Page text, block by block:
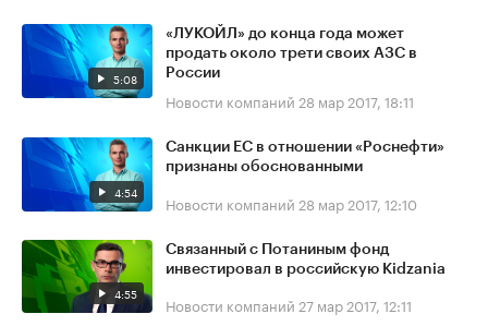
5:08
«ЛУКОЙЛ» до конца года может
продать около трети своих АЗС в
России
Новости компаний 28 мар 2017, 18:11
4:54
Санкции ЕС в отношении «Роснефти»
признаны обоснованными
Новости компаний 28 мар 2017, 12:10
4:55
Связанный с Потаниным фонд
инвестировал в российскую Kidzania
Новости компаний 27 мар 2017, 12:11